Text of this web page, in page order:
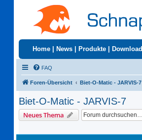
Home News Produkte Download
FAQ
Foren-Übersicht Biet-O-Matic - JARVIS-7
Biet-O-Matic - JARVIS-7
Neues Thema